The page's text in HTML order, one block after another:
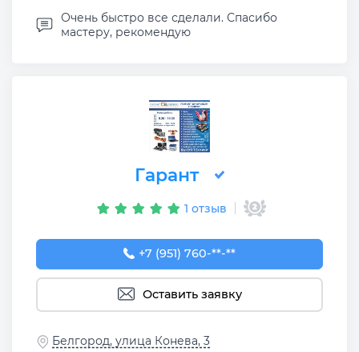
Очень быстро все сделали. Спасибо
мастеру, рекомендую
Гарант
1 отзыв
+7 (951) 760-55-22
+7 (951) 760-**-**
Оставить заявку
Белгород, улица Конева, 3